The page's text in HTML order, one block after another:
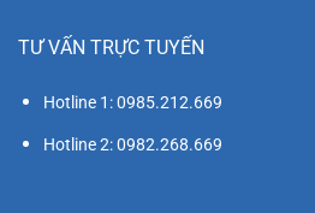
TƯ VẤN TRỰC TUYẾN
Hotline 1: 0985.212.669
Hotline 2: 0982.268.669